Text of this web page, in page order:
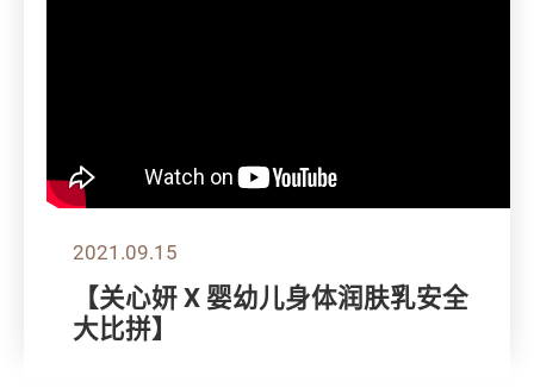
2021.09.15
【关心妍 X 婴幼儿身体润肤乳安全
大比拼】